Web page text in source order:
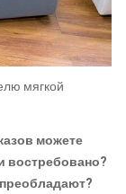
мягкой
можете
востребовано?